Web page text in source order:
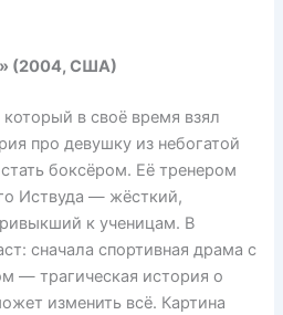
(2004, США)
в своё время взял
про девушку из небогатой
боксёром. Её тренером
Иствуда — жёсткий,
к ученицам. В
сначала спортивная драма с
— трагическая история о
изменить всё. Картина